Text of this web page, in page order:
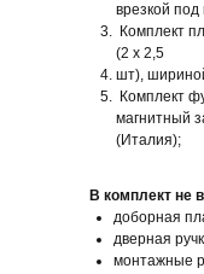
врезкой
Комплект
(2 х 2,5
шт),
Комплект
магнитный
(Италия);
В комплект не
доборная
дверная
монтажные